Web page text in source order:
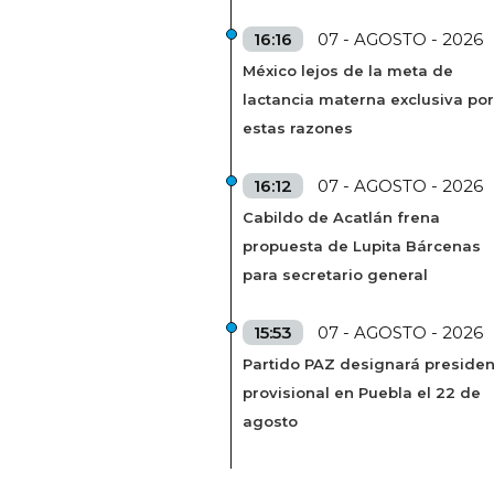
16:16 07 - AGOSTO - 2026
México lejos de la meta de
lactancia materna exclusiva por
estas razones
16:12 07 - AGOSTO - 2026
Cabildo de Acatlán frena
propuesta de Lupita Bárcenas
para secretario general
15:53 07 - AGOSTO - 2026
Partido PAZ designará
provisional en Puebla el 22 de
agosto